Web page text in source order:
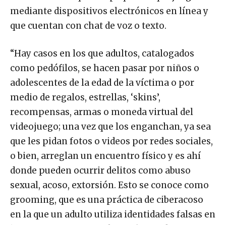
mediante dispositivos electrónicos en línea y
que cuentan con chat de voz o texto.
“Hay casos en los que adultos, catalogados
como pedófilos, se hacen pasar por niños o
adolescentes de la edad de la víctima o por
medio de regalos, estrellas, ‘skins’,
recompensas, armas o moneda virtual del
videojuego; una vez que los enganchan, ya sea
que les pidan fotos o videos por redes sociales,
o bien, arreglan un encuentro físico y es ahí
donde pueden ocurrir delitos como abuso
sexual, acoso, extorsión. Esto se conoce como
grooming, que es una práctica de ciberacoso
en la que un adulto utiliza identidades falsas en